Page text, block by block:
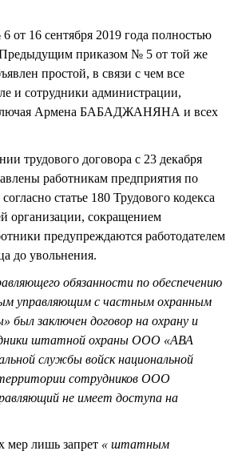
от 16 сентября 2019 года полностью
приказом № 5 от той же
простой, в связи с чем все
и сотрудники администрации,
включая Армена БАБАДЖАНЯНА и всех
трудового договора с 23 декабря
работникам предприятия по
статье 180 Трудового кодекса
организации, сокращением
предупреждаются работодателем
до увольнения.
обязанности по обеспечению
управляющим с частным охранным
заключен договор на охрану и
штатной охраны ООО «АВА
службы войск национальной
сотрудников ООО
не имеет доступа на
мер лишь запрет « штатным